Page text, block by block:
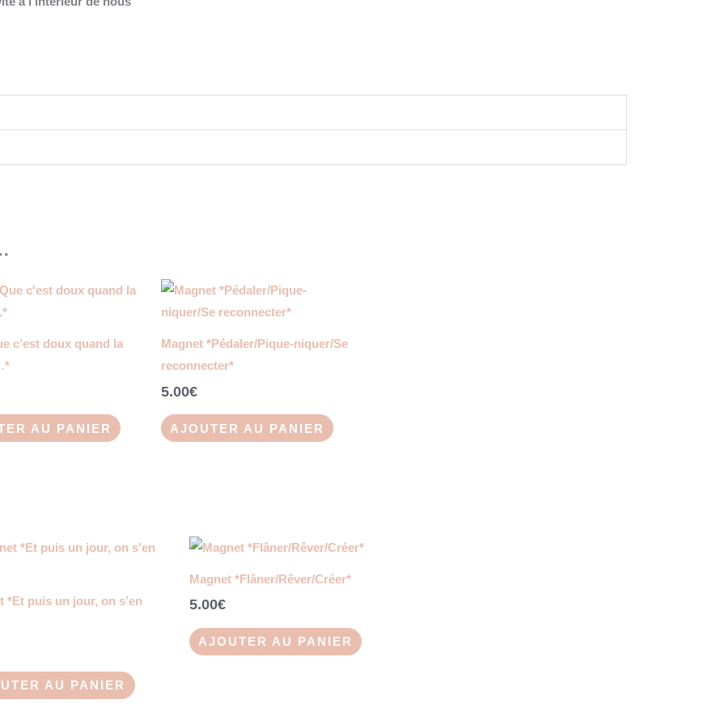
c’est doux quand la
AU PANIER
Magnet *Pédaler/Pique-niquer/Se
reconnecter*
5.00€
AJOUTER AU PANIER
*Et puis un jour, on s’en
AU PANIER
Magnet *Flâner/Rêver/Créer*
5.00€
AJOUTER AU PANIER